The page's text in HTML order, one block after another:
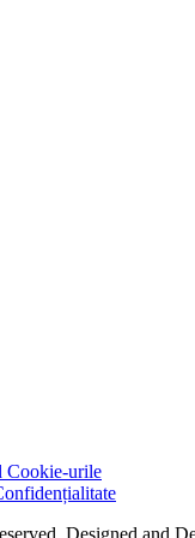
Cookie-urile